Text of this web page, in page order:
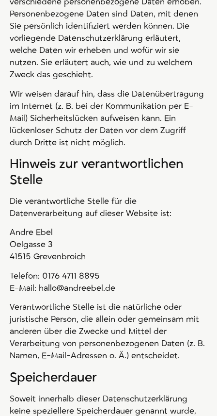
verschiedene personenbezogene Daten erhoben.
Personenbezogene Daten sind Daten, mit denen
Sie persönlich identifiziert werden können. Die
vorliegende Datenschutzerklärung erläutert,
welche Daten wir erheben und wofür wir sie
nutzen. Sie erläutert auch, wie und zu welchem
Zweck das geschieht.
Wir weisen darauf hin, dass die Datenübertragung
im Internet (z. B. bei der Kommunikation per E-
Mail) Sicherheitslücken aufweisen kann. Ein
lückenloser Schutz der Daten vor dem Zugriff
durch Dritte ist nicht möglich.
Hinweis zur verantwortlichen
Stelle
Die verantwortliche Stelle für die
Datenverarbeitung auf dieser Website ist:
Andre Ebel
Oelgasse 3
41515 Grevenbroich
Telefon: 0176 4711 8895
E-Mail: hallo@andreebel.de
Verantwortliche Stelle ist die natürliche oder
juristische Person, die allein oder gemeinsam mit
anderen über die Zwecke und Mittel der
Verarbeitung von personenbezogenen Daten (z. B.
Namen, E-Mail-Adressen o. Ä.) entscheidet.
Speicherdauer
Soweit innerhalb dieser Datenschutzerklärung
keine speziellere Speicherdauer genannt wurde,